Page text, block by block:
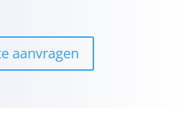
aanvragen